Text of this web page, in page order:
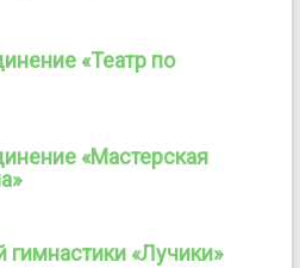
«Театр по
«Мастерская
гимнастики «Лучики»